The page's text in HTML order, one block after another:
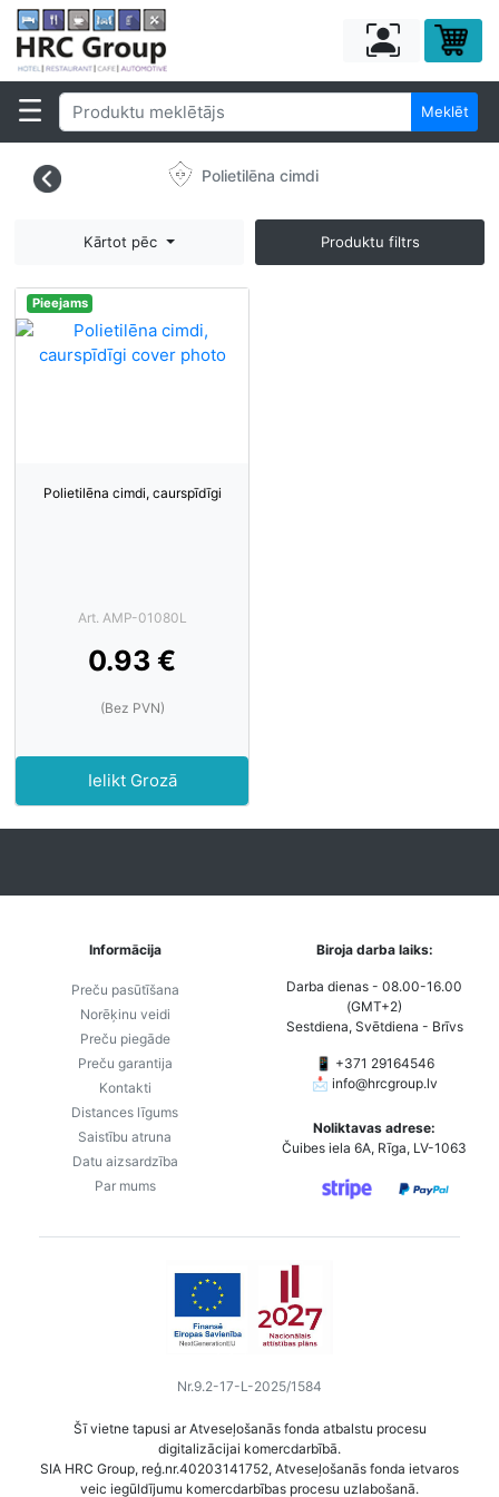
Meklēt
Polietilēna cimdi
Kārtot pēc Produktu filtrs
Pieejams
Polietilēna cimdi, caurspīdīgi
Art. AMP-01080L
0.93 €
(Bez PVN)
Ielikt Grozā
Informācija
Preču pasūtīšana
Norēķinu veidi
Preču piegāde
Preču garantija
Kontakti
Distances līgums
Saistību atruna
Datu aizsardzība
Par mums
Biroja darba laiks:
Darba dienas - 08.00-16.00
(GMT+2)
Sestdiena, Svētdiena - Brīvs
📱 +371 29164546
📩 info@hrcgroup.lv
Noliktavas adrese:
Čuibes iela 6A, Rīga, LV-1063
Nr.9.2-17-L-2025/1584
Šī vietne tapusi ar Atveseļošanās fonda atbalstu procesu
digitalizācijai komercdarbībā.
SIA HRC Group, reģ.nr.40203141752, Atveseļošanās fonda ietvaros
veic iegūldījumu komercdarbības procesu uzlabošanā.